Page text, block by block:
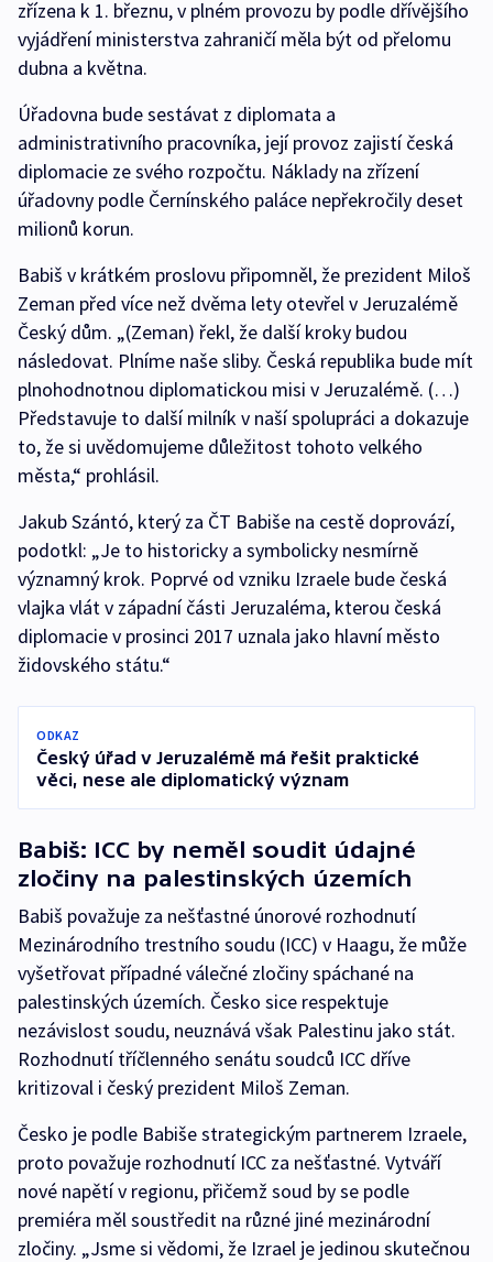
zřízena k 1. březnu, v plném provozu by podle dřívějšího
vyjádření ministerstva zahraničí měla být od přelomu
dubna a května.
Úřadovna bude sestávat z diplomata a
administrativního pracovníka, její provoz zajistí česká
diplomacie ze svého rozpočtu. Náklady na zřízení
úřadovny podle Černínského paláce nepřekročily deset
milionů korun.
Babiš v krátkém proslovu připomněl, že prezident Miloš
Zeman před více než dvěma lety otevřel v Jeruzalémě
Český dům. „(Zeman) řekl, že další kroky budou
následovat. Plníme naše sliby. Česká republika bude mít
plnohodnotnou diplomatickou misi v Jeruzalémě. (…)
Představuje to další milník v naší spolupráci a dokazuje
to, že si uvědomujeme důležitost tohoto velkého
města,“ prohlásil.
Jakub Szántó, který za ČT Babiše na cestě doprovází,
podotkl: „Je to historicky a symbolicky nesmírně
významný krok. Poprvé od vzniku Izraele bude česká
vlajka vlát v západní části Jeruzaléma, kterou česká
diplomacie v prosinci 2017 uznala jako hlavní město
židovského státu.“
ODKAZ
Český úřad v Jeruzalémě má řešit praktické
věci, nese ale diplomatický význam
Babiš: ICC by neměl soudit údajné
zločiny na palestinských územích
Babiš považuje za nešťastné únorové rozhodnutí
Mezinárodního trestního soudu (ICC) v Haagu, že může
vyšetřovat případné válečné zločiny spáchané na
palestinských územích. Česko sice respektuje
nezávislost soudu, neuznává však Palestinu jako stát.
Rozhodnutí tříčlenného senátu soudců ICC dříve
kritizoval i český prezident Miloš Zeman.
Česko je podle Babiše strategickým partnerem Izraele,
proto považuje rozhodnutí ICC za nešťastné. Vytváří
nové napětí v regionu, přičemž soud by se podle
premiéra měl soustředit na různé jiné mezinárodní
zločiny. „Jsme si vědomi, že Izrael je jedinou skutečnou